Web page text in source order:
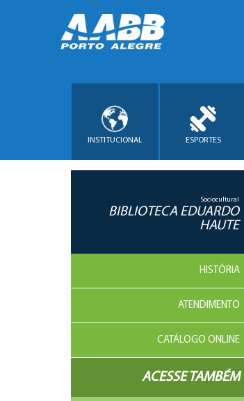
INSTITUCIONAL ESPORTES
Sociocultural
BIBLIOTECA EDUARDO
HAUTE
HISTÓRIA
ATENDIMENTO
CATÁLOGO ONLINE
ACESSE TAMBÉM